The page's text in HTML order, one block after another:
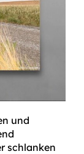
und
schlanken